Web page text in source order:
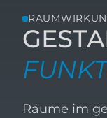
Räume im